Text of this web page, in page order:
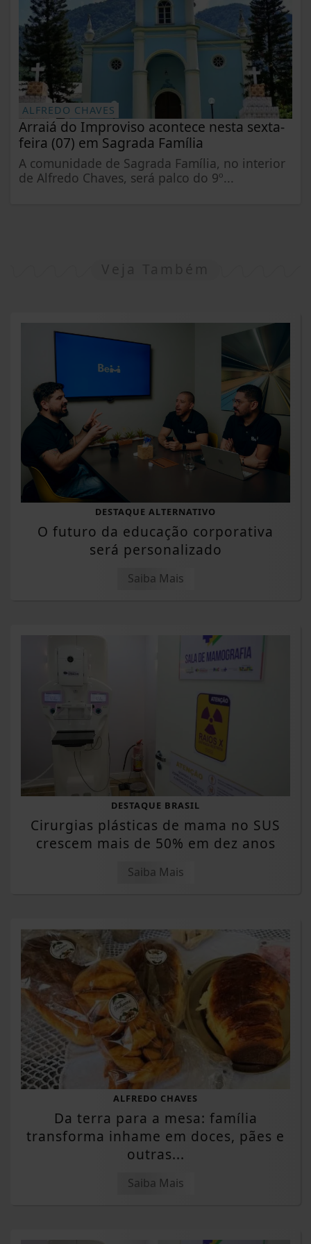
ALFREDO CHAVES
Arraiá do Improviso acontece nesta sexta-
feira (07) em Sagrada Família
A comunidade de Sagrada Família, no interior
de Alfredo Chaves, será palco do 9º...
DESTAQUE ALTERNATIVO
O futuro da educação corporativa
será personalizado
Saiba Mais
DESTAQUE BRASIL
Cirurgias plásticas de mama no SUS
crescem mais de 50% em dez anos
Saiba Mais
ALFREDO CHAVES
Da terra para a mesa: família
transforma inhame em doces, pães e
outras...
Saiba Mais